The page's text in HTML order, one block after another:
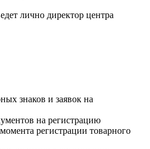
лично директор центра
знаков и заявок на
на регистрацию
регистрации товарного